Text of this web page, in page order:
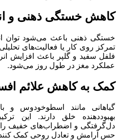
کاهش خستگی ذهنی و
خستگی ذهنی باعث می‌شود توان
تمرکز روی کار یا فعالیت‌های
فلفل سفید و گلپر باعث افزایش
عملکرد مغز در طول روز می‌شود.
کمک به کاهش علائم
گیاهانی مانند اسطوخودوس و
بهبوددهنده خلق دارند. این
دل‌گرفتگی و اضطراب‌های خفیف را
حس آرامش و تعادل روحی کمک